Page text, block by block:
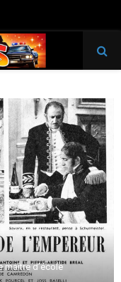
maître d’école